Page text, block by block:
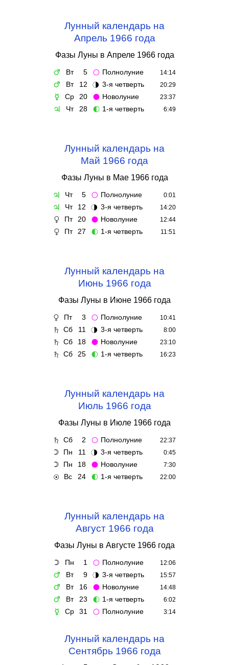
Лунный календарь на
Апрель 1966 года
Фазы Луны в Апреле 1966 года
♂ Вт 5 🌕 Полнолуние 14:14
♂ Вт 12 🌗 3-я четверть 20:29
☿ Ср 20 🌑 Новолуние 23:37
♃ Чт 28 🌓 1-я четверть 6:49
Лунный календарь на
Май 1966 года
Фазы Луны в Мае 1966 года
♃ Чт 5 🌕 Полнолуние 0:01
♃ Чт 12 🌗 3-я четверть 14:20
♀ Пт 20 🌑 Новолуние 12:44
♀ Пт 27 🌓 1-я четверть 11:51
Лунный календарь на
Июнь 1966 года
Фазы Луны в Июне 1966 года
♀ Пт 3 🌕 Полнолуние 10:41
♄ Сб 11 🌗 3-я четверть 8:00
♄ Сб 18 🌑 Новолуние 23:10
♄ Сб 25 🌓 1-я четверть 16:23
Лунный календарь на
Июль 1966 года
Фазы Луны в Июле 1966 года
♄ Сб 2 🌕 Полнолуние 22:37
☽ Пн 11 🌗 3-я четверть 0:45
☽ Пн 18 🌑 Новолуние 7:30
☉ Вс 24 🌓 1-я четверть 22:00
Лунный календарь на
Август 1966 года
Фазы Луны в Августе 1966 года
☽ Пн 1 🌕 Полнолуние 12:06
♂ Вт 9 🌗 3-я четверть 15:57
♂ Вт 16 🌑 Новолуние 14:48
♂ Вт 23 🌓 1-я четверть 6:02
☿ Ср 31 🌕 Полнолуние 3:14
Лунный календарь на
Сентябрь 1966 года